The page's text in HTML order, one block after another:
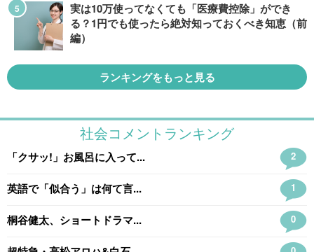
実は10万使ってなくても「医療費控除」ができ
る？1円でも使ったら絶対知っておくべき知恵（前
編）
ランキングをもっと見る